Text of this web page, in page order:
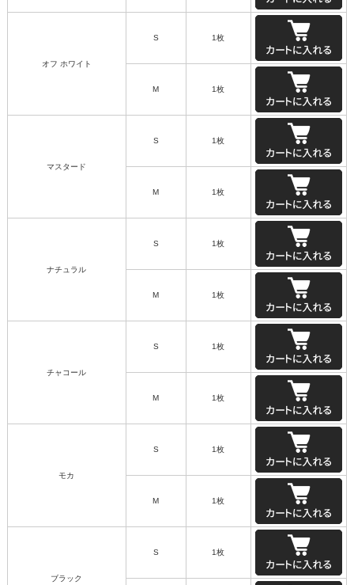
オフ ホワイト
S 1枚
M 1枚
マスタード
S 1枚
M 1枚
ナチュラル
S 1枚
M 1枚
チャコール
S 1枚
M 1枚
モカ
S 1枚
M 1枚
ブラック
S 1枚